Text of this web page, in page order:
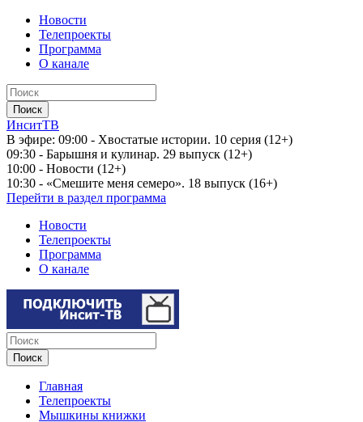
Новости
Телепроекты
Программа
О канале
ИнситТВ
В эфире: 09:00 - Хвостатые истории. 10 серия (12+)
09:30 - Барышня и кулинар. 29 выпуск (12+)
10:00 - Новости (12+)
10:30 - «Смешите меня семеро». 18 выпуск (16+)
Перейти в раздел программа
Новости
Телепроекты
Программа
О канале
Главная
Телепроекты
Мышкины книжки